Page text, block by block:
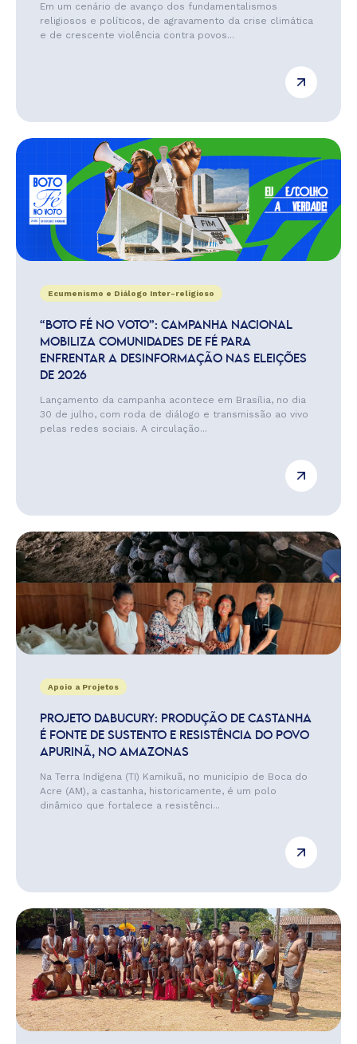
Em um cenário de avanço dos fundamentalismos
religiosos e políticos, de agravamento da crise climática
e de crescente violência contra povos...
Ecumenismo e Diálogo Inter-religioso
“BOTO FÉ NO VOTO”: CAMPANHA NACIONAL
MOBILIZA COMUNIDADES DE FÉ PARA
ENFRENTAR A DESINFORMAÇÃO NAS ELEIÇÕES
DE 2026
Lançamento da campanha acontece em Brasília, no dia
30 de julho, com roda de diálogo e transmissão ao vivo
pelas redes sociais. A circulação...
Apoio a Projetos
PROJETO DABUCURY: PRODUÇÃO DE CASTANHA
É FONTE DE SUSTENTO E RESISTÊNCIA DO POVO
APURINÃ, NO AMAZONAS
Na Terra Indígena (TI) Kamikuã, no município de Boca do
Acre (AM), a castanha, historicamente, é um polo
dinâmico que fortalece a resistênci...